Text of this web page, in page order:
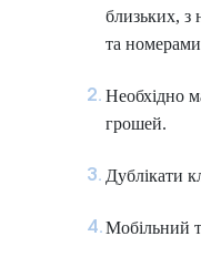
близьких, з
та
Необхідно
грошей.
Дублікати
Мобільний